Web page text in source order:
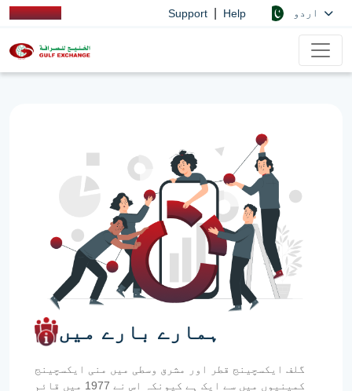
Support Help
ہمارے بارے میں
گلف ایکسچینج قطر اور مشرق وسطی میں منی ایکسچینج
کمپنیوں میں سے ایک ہے کیونکہ اس نے 1977 میں قائم